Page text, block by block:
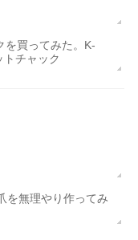
を買ってみた。K-
チャック
を無理やり作ってみ